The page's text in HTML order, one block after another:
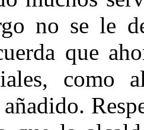
no se le
que
como